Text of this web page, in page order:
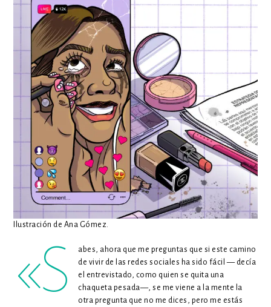
Ilustración de Ana Gómez.
«S
abes, ahora que me preguntas que si este camino
de vivir de las redes sociales ha sido fácil — decía
el entrevistado, como quien se quita una
chaqueta pesada—, se me viene a la mente la
otra pregunta que no me dices, pero me estás